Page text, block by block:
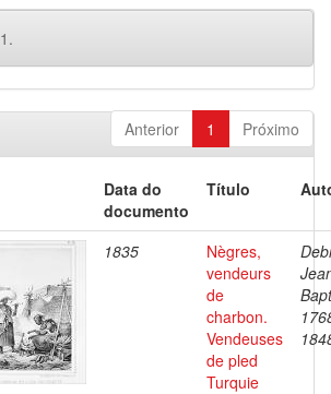
Anterior 1 Próximo
Data do
documento
Título
1835
Nègres,
vendeurs
de
charbon.
Vendeuses
de pled
Turquie